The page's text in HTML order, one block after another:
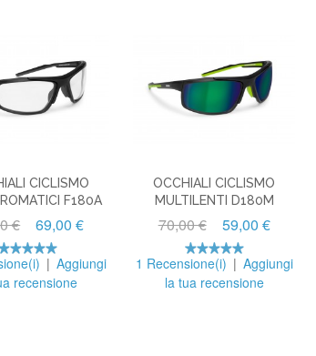
CICLISMO
F180A
€ 69,00 €
| Aggiungi
recensione
OCCHIALI CICLISMO
MULTILENTI D180M
70,00 € 59,00 €
1 Recensione(i) | Aggiungi
la tua recensione